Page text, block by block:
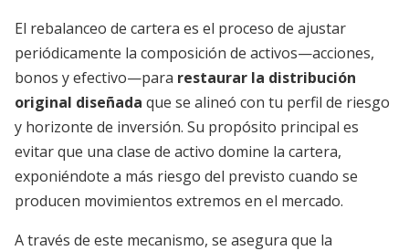
El rebalanceo de cartera es el proceso de ajustar
periódicamente la composición de activos—acciones,
bonos y efectivo—para restaurar la distribución
original diseñada que se alineó con tu perfil de riesgo
y horizonte de inversión. Su propósito principal es
evitar que una clase de activo domine la cartera,
exponiéndote a más riesgo del previsto cuando se
producen movimientos extremos en el mercado.
A través de este mecanismo, se asegura que la